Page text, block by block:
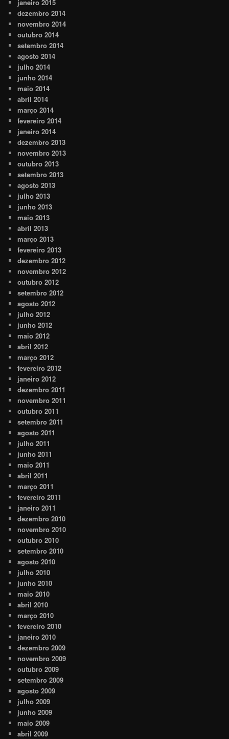
janeiro 2015
dezembro 2014
novembro 2014
outubro 2014
setembro 2014
agosto 2014
julho 2014
junho 2014
maio 2014
abril 2014
março 2014
fevereiro 2014
janeiro 2014
dezembro 2013
novembro 2013
outubro 2013
setembro 2013
agosto 2013
julho 2013
junho 2013
maio 2013
abril 2013
março 2013
fevereiro 2013
dezembro 2012
novembro 2012
outubro 2012
setembro 2012
agosto 2012
julho 2012
junho 2012
maio 2012
abril 2012
março 2012
fevereiro 2012
janeiro 2012
dezembro 2011
novembro 2011
outubro 2011
setembro 2011
agosto 2011
julho 2011
junho 2011
maio 2011
abril 2011
março 2011
fevereiro 2011
janeiro 2011
dezembro 2010
novembro 2010
outubro 2010
setembro 2010
agosto 2010
julho 2010
junho 2010
maio 2010
abril 2010
março 2010
fevereiro 2010
janeiro 2010
dezembro 2009
novembro 2009
outubro 2009
setembro 2009
agosto 2009
julho 2009
junho 2009
maio 2009
abril 2009